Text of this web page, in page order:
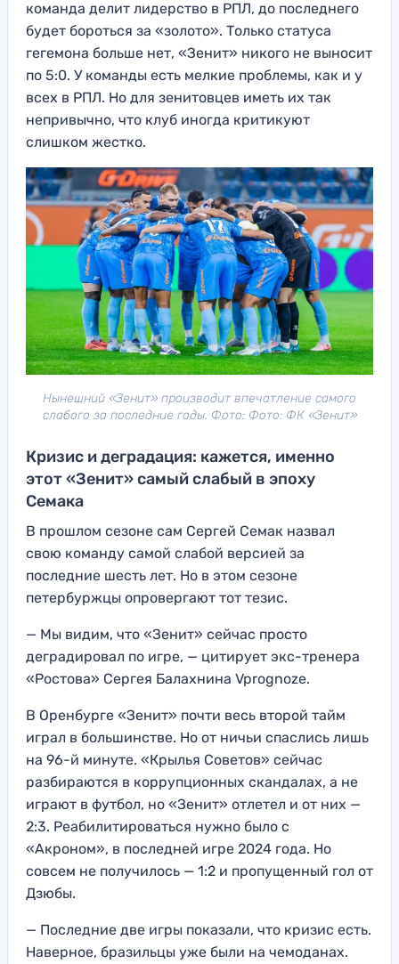
команда делит лидерство в РПЛ, до последнего
будет бороться за «золото». Только статуса
гегемона больше нет, «Зенит» никого не выносит
по 5:0. У команды есть мелкие проблемы, как и у
всех в РПЛ. Но для зенитовцев иметь их так
непривычно, что клуб иногда критикуют
слишком жестко.
Нынешний «Зенит» производит впечатление самого
слабого за последние годы. Фото: Фото: ФК «Зенит»
Кризис и деградация: кажется, именно
этот «Зенит» самый слабый в эпоху
Семака
В прошлом сезоне сам Сергей Семак назвал
свою команду самой слабой версией за
последние шесть лет. Но в этом сезоне
петербуржцы опровергают тот тезис.
— Мы видим, что «Зенит» сейчас просто
деградировал по игре, — цитирует экс-тренера
«Ростова» Сергея Балахнина Vprognoze.
В Оренбурге «Зенит» почти весь второй тайм
играл в большинстве. Но от ничьи спаслись лишь
на 96-й минуте. «Крылья Советов» сейчас
разбираются в коррупционных скандалах, а не
играют в футбол, но «Зенит» отлетел и от них —
2:3. Реабилитироваться нужно было с
«Акроном», в последней игре 2024 года. Но
совсем не получилось — 1:2 и пропущенный гол от
Дзюбы.
— Последние две игры показали, что кризис есть.
Наверное, бразильцы уже были на чемоданах.